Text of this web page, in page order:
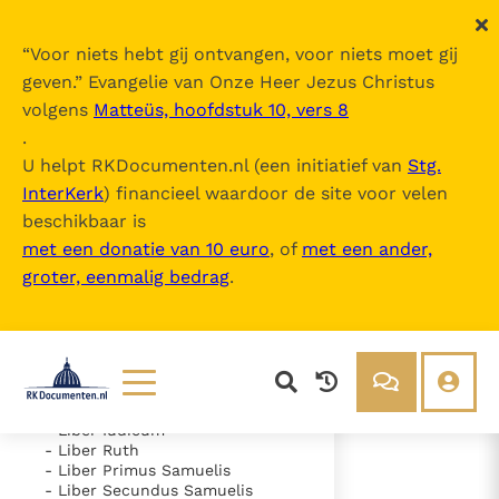
“Voor niets hebt gij ontvangen, voor niets moet gij
geven.” Evangelie van Onze Heer Jezus Christus
volgens Matteüs, hoofdstuk 10, vers 8
.
U helpt RKDocumenten.nl (een initiatief van Stg.
InterKerk) financieel waardoor de site voor velen
beschikbaar is
met een donatie van 10 euro, of met een ander,
groter, eenmalig bedrag.
Lezen
Documenten
Over ons
Nova Vulgata
Inhoudsopgave
uitklappen
- Vetus Testamentum
- Liber Exodus
- Liber Numeri
- Liber Deuteronomii
- Liber Iudicum
- Liber Ruth
- Liber Primus Samuelis
- Liber Secundus Samuelis
- Caput 2